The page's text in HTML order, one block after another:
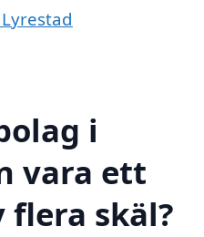
i
vara ett
flera skäl?